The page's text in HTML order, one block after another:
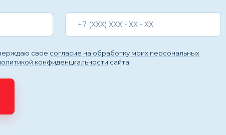
свое согласие на обработку моих персональных
конфиденциальности сайта